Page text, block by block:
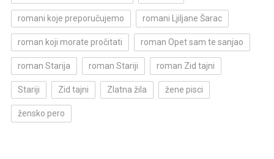
romani koje preporučujemo romani Ljiljane Šarac
roman koji morate pročitati roman Opet sam te sanjao
roman Starija roman Stariji roman Zid tajni
Stariji Zid tajni Zlatna žila žene pisci
žensko pero